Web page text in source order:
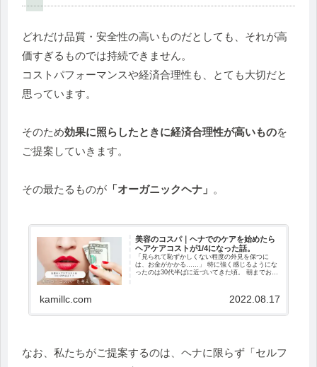
どれだけ品質・安全性の高いものだとしても、それが高
価すぎるものでは持続できません。
コストパフォーマンスや経済合理性も、とても大切だと
思っています。
そのため効果に照らしたときに経済合理性が高いものを
ご提案していきます。
その最たるものが 「オーガニックヘナ」 。
美容のコスパ｜ヘナでのケアを始めたら
ヘアケアコストが1/4になった話。
「見られて恥ずかしくない程度の外見を保つに
は、お金がかかる……」 特に強く感じるようにな
ったのは30代半ばに近づいてきた頃。 朝までお酒
kamillc.com 2022.08.17
なお、私たちがご提案するのは、ヘナに限らず「セルフ